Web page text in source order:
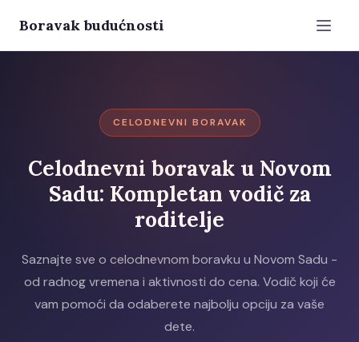
Boravak budućnosti
CELODNEVNI BORAVAK
Celodnevni boravak u Novom
Sadu: Kompletan vodič za
roditelje
Saznajte sve o celodnevnom boravku u Novom Sadu -
od radnog vremena i aktivnosti do cena. Vodič koji će
vam pomoći da odaberete najbolju opciju za vaše
dete.